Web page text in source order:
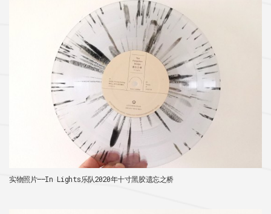
实物照片——In Lights乐队2020年十寸黑胶遗忘之桥